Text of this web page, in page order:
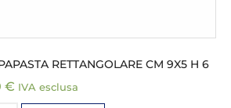
RETTANGOLARE CM 9X5 H 6
€ IVA esclusa